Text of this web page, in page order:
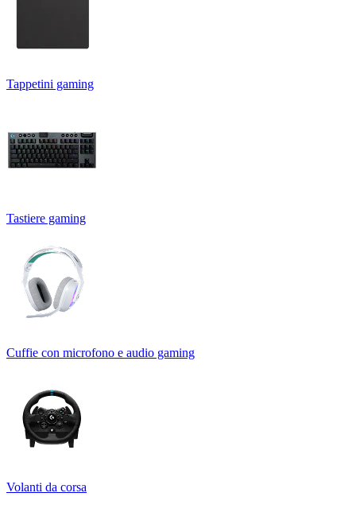
Tappetini gaming
Tastiere gaming
Cuffie con microfono e audio gaming
Volanti da corsa